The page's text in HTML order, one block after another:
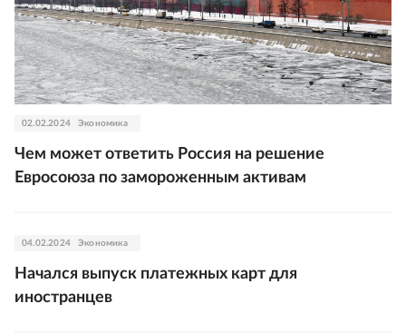
02.02.2024 Экономика
Чем может ответить Россия на решение
Евросоюза по замороженным активам
04.02.2024 Экономика
Начался выпуск платежных карт для
иностранцев